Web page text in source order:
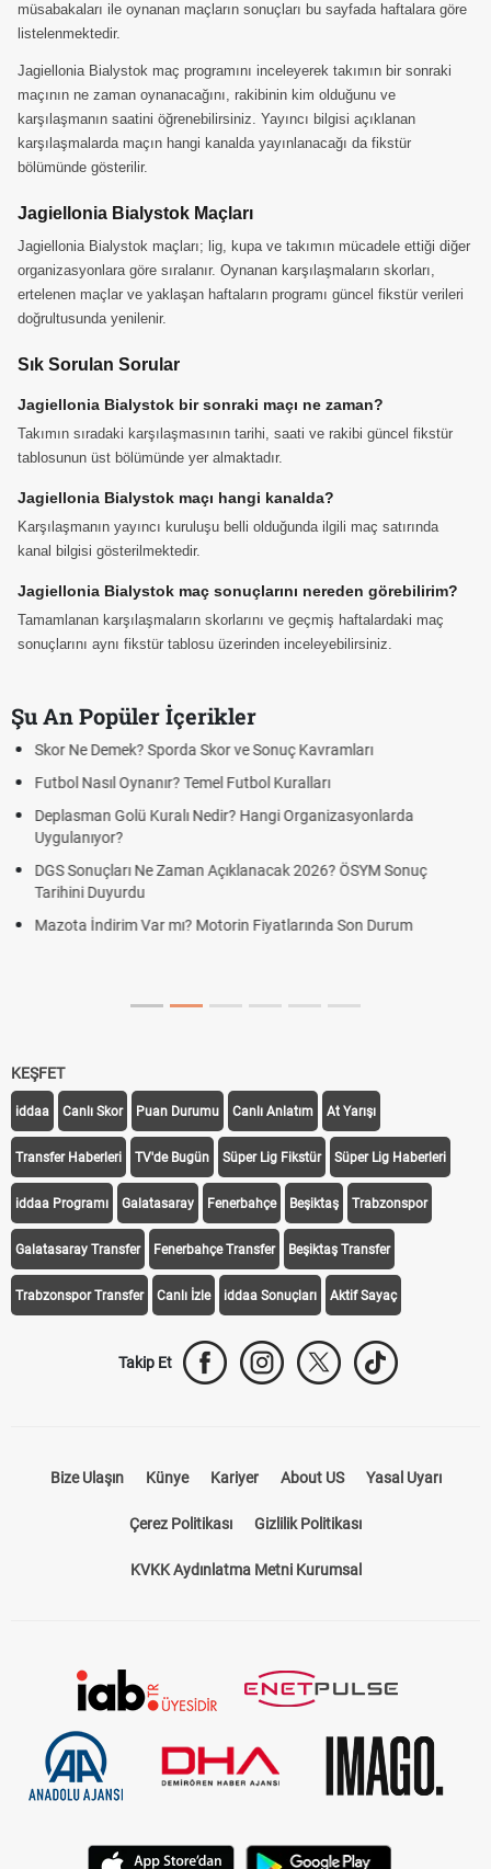
müsabakaları ile oynanan maçların sonuçları bu sayfada haftalara göre
listelenmektedir.
Jagiellonia Bialystok maç programını inceleyerek takımın bir sonraki
maçının ne zaman oynanacağını, rakibinin kim olduğunu ve
karşılaşmanın saatini öğrenebilirsiniz. Yayıncı bilgisi açıklanan
karşılaşmalarda maçın hangi kanalda yayınlanacağı da fikstür
bölümünde gösterilir.
Jagiellonia Bialystok Maçları
Jagiellonia Bialystok maçları; lig, kupa ve takımın mücadele ettiği diğer
organizasyonlara göre sıralanır. Oynanan karşılaşmaların skorları,
ertelenen maçlar ve yaklaşan haftaların programı güncel fikstür verileri
doğrultusunda yenilenir.
Sık Sorulan Sorular
Jagiellonia Bialystok bir sonraki maçı ne zaman?
Takımın sıradaki karşılaşmasının tarihi, saati ve rakibi güncel fikstür
tablosunun üst bölümünde yer almaktadır.
Jagiellonia Bialystok maçı hangi kanalda?
Karşılaşmanın yayıncı kuruluşu belli olduğunda ilgili maç satırında
kanal bilgisi gösterilmektedir.
Jagiellonia Bialystok maç sonuçlarını nereden görebilirim?
Tamamlanan karşılaşmaların skorlarını ve geçmiş haftalardaki maç
sonuçlarını aynı fikstür tablosu üzerinden inceleyebilirsiniz.
Şu An Popüler İçerikler
Hradec Kralove Beşiktaş maçı şifresiz canlı yayın izle
Hradec Kralove Beşiktaş CANLI İZLE ŞİFRESİZ (Hradec Kralove
Hradec Kralove Beşiktaş maçı şifresiz S Sport Plus izle, Hradec
Hradec Kralove Beşiktaş ücretsiz izle, Hradec Kralove BJK maçı
canlı linki
KEŞFET
iddaa Canlı Skor Puan Durumu Canlı Anlatım At Yarışı
Transfer Haberleri TV'de Bugün Süper Lig Fikstür Süper Lig Haberleri
iddaa Programı Galatasaray Fenerbahçe Beşiktaş Trabzonspor
Galatasaray Transfer Fenerbahçe Transfer Beşiktaş Transfer
Trabzonspor Transfer Canlı İzle iddaa Sonuçları Aktif Sayaç
Takip Et
Bize Ulaşın Künye Kariyer About US Yasal Uyarı
Çerez Politikası Gizlilik Politikası
KVKK Aydınlatma Metni Kurumsal